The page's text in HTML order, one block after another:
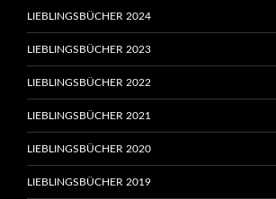
LIEBLINGSBÜCHER 2024
LIEBLINGSBÜCHER 2023
LIEBLINGSBÜCHER 2022
LIEBLINGSBÜCHER 2021
LIEBLINGSBÜCHER 2020
LIEBLINGSBÜCHER 2019